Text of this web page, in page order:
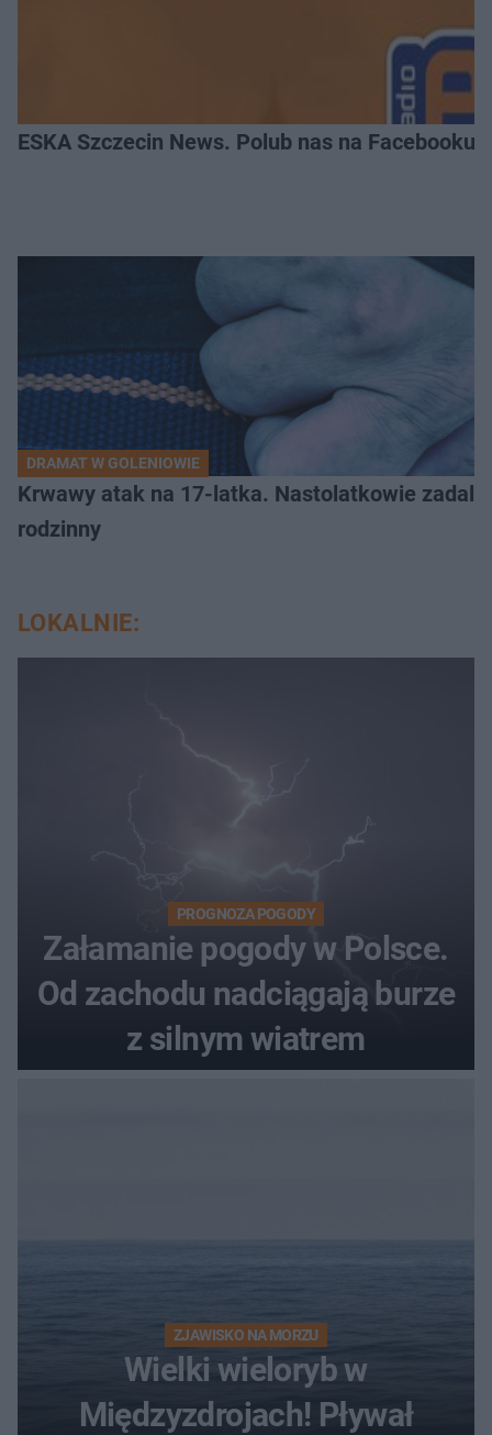
ESKA Szczecin News. Polub nas na Facebooku!
DRAMAT W GOLENIOWIE
Krwawy atak na 17-latka. Nastolatkowie zadali
rodzinny
LOKALNIE:
PROGNOZA POGODY
Załamanie pogody w Polsce.
Od zachodu nadciągają burze
z silnym wiatrem
ZJAWISKO NA MORZU
Wielki wieloryb w
Międzyzdrojach! Pływał